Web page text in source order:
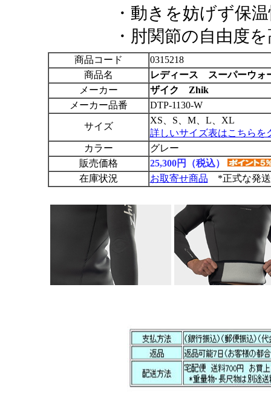
・動きを妨げず保
・肘関節の自由度
商品コード
0315218
商品名
レディース スーパーウ
メーカー
ザイク Zhik
メーカー品番
DTP-1130-W
サイズ
XS、S、M、L、XL
詳しいサイズ表はこちらを
カラー
グレー
販売価格
25,300円（税込）
在庫状況
お取寄せ商品 *正式な発送